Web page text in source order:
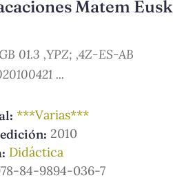
Matem Eusk
01.3 ,YPZ; ,4Z-ES-AB
...
***Varias***
2010
Didáctica
84-9894-036-7